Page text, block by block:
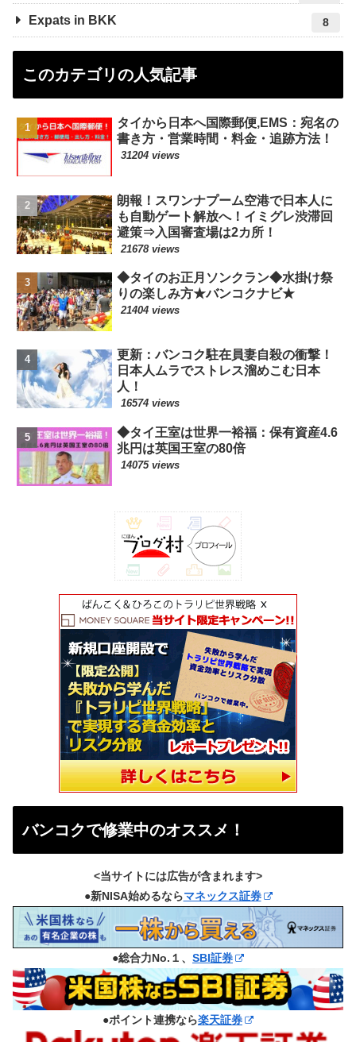
Expats in BKK 8
このカテゴリの人気記事
タイから日本へ国際郵便,EMS：宛名の
書き方・営業時間・料金・追跡方法！
31204 views
朗報！スワンナプーム空港で日本人に
も自動ゲート解放へ！イミグレ渋滞回
避策⇒入国審査場は2カ所！
21678 views
◆タイのお正月ソンクラン◆水掛け祭
りの楽しみ方★バンコクナビ★
21404 views
更新：バンコク駐在員妻自殺の衝撃！
日本人ムラでストレス溜めこむ日本
人！
16574 views
◆タイ王室は世界一裕福：保有資産4.6
兆円は英国王室の80倍
14075 views
バンコクで修業中のオススメ！
<当サイトには広告が含まれます>
●新NISA始めるならマネックス証券
●総合力No.１、 SBI証券
●ポイント連携なら楽天証券